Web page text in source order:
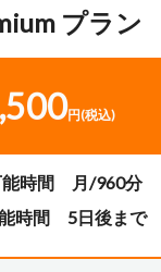
プラン
円(税込)
能時間 月/960分
時間 5日後まで